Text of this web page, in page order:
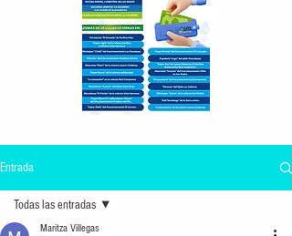
Entrada
Todas las entradas
Maritza Villegas